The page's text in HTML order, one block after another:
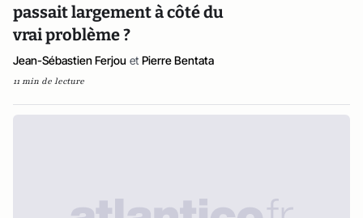
passait largement à côté du
vrai problème ?
Jean-Sébastien Ferjou et Pierre Bentata
11 min de lecture